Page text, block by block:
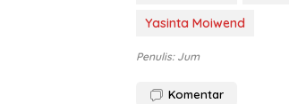
Yasinta Moiwend
Penulis: Jum
Komentar